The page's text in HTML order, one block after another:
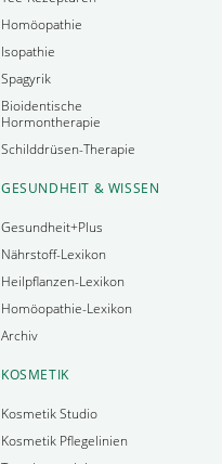
Homöopathie
Isopathie
Spagyrik
Bioidentische
Hormontherapie
Schilddrüsen-Therapie
GESUNDHEIT & WISSEN
Gesundheit+Plus
Nährstoff-Lexikon
Heilpflanzen-Lexikon
Homöopathie-Lexikon
Archiv
KOSMETIK
Kosmetik Studio
Kosmetik Pflegelinien